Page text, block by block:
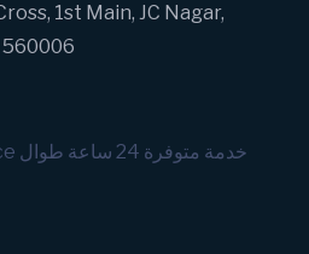
1st Main, JC Nagar,
560006
خدمة متوفرة 24 ساعة طوال